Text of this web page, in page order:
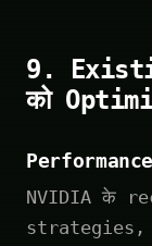
9.
को
NVIDIA के
strategies,